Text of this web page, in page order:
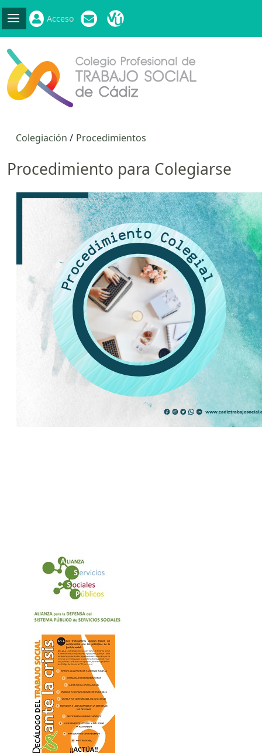
Acceso
Colegiación Procedimientos
Procedimiento para Colegiarse